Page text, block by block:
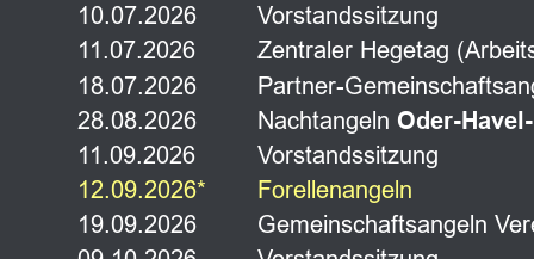
10.07.2026
Vorstandssitzung
11.07.2026
Zentraler Hegetag
18.07.2026
Partner-
28.08.2026
Nachtangeln Oder-
11.09.2026
Vorstandssitzung
12.09.2026*
Forellenangeln
19.09.2026
Gemeinschaftsangeln